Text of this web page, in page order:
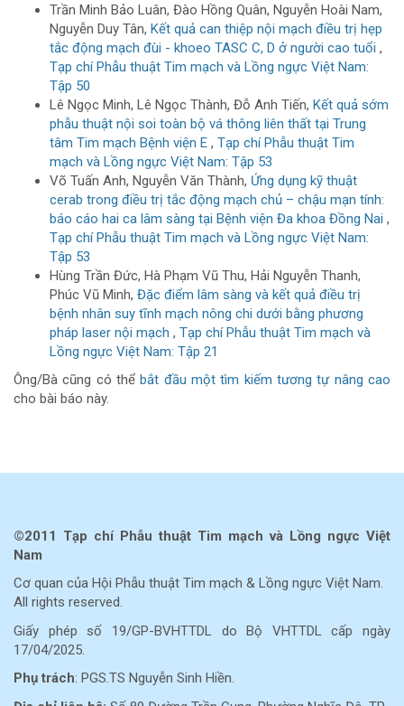
Trần Minh Bảo Luân, Đào Hồng Quân, Nguyễn Hoài Nam,
Nguyễn Duy Tân, Kết quả can thiệp nội mạch điều trị hẹp
tắc động mạch đùi - khoeo TASC C, D ở người cao tuổi ,
Tạp chí Phẫu thuật Tim mạch và Lồng ngực Việt Nam:
Tập 50
Lê Ngọc Minh, Lê Ngọc Thành, Đỗ Anh Tiến, Kết quả sớm
phẫu thuật nội soi toàn bộ vá thông liên thất tại Trung
tâm Tim mạch Bệnh viện E , Tạp chí Phẫu thuật Tim
mạch và Lồng ngực Việt Nam: Tập 53
Võ Tuấn Anh, Nguyễn Văn Thành, Ứng dụng kỹ thuật
cerab trong điều trị tắc động mạch chủ – chậu mạn tính:
báo cáo hai ca lâm sàng tại Bệnh viện Đa khoa Đồng Nai ,
Tạp chí Phẫu thuật Tim mạch và Lồng ngực Việt Nam:
Tập 53
Hùng Trần Đức, Hà Phạm Vũ Thu, Hải Nguyễn Thanh,
Phúc Vũ Minh, Đặc điểm lâm sàng và kết quả điều trị
bệnh nhân suy tĩnh mạch nông chi dưới bằng phương
pháp laser nội mạch , Tạp chí Phẫu thuật Tim mạch và
Lồng ngực Việt Nam: Tập 21
Ông/Bà cũng có thểbắt đầu một tìm kiếm tương tự nâng cao
cho bài báo này.
©2011 Tạp chí Phẫu thuật Tim mạch và Lồng ngực Việt
Nam
Cơ quan của Hội Phẫu thuật Tim mạch & Lồng ngực Việt Nam.
All rights reserved.
Giấy phép số 19/GP-BVHTTDL do Bộ VHTTDL cấp ngày
17/04/2025.
Phụ trách: PGS.TS Nguyễn Sinh Hiền.